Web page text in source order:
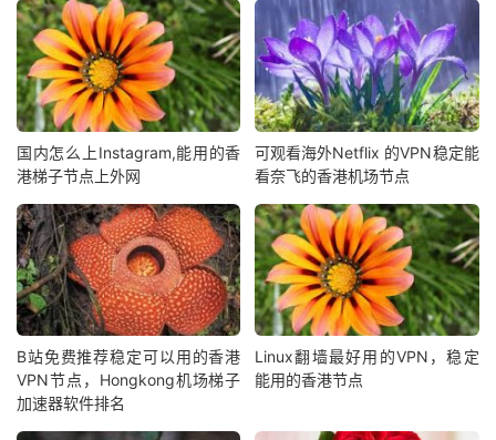
国内怎么上Instagram,能用的香
港梯子节点上外网
可观看海外Netflix 的VPN稳定能
看奈飞的香港机场节点
B站免费推荐稳定可以用的香港
VPN节点，Hongkong机场梯子
加速器软件排名
Linux翻墙最好用的VPN，稳定
能用的香港节点